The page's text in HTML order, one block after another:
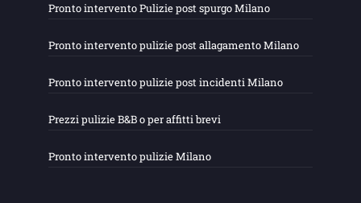
Pronto intervento Pulizie post spurgo Milano
Pronto intervento pulizie post allagamento Milano
Pronto intervento pulizie post incidenti Milano
Prezzi pulizie B&B o per affitti brevi
Pronto intervento pulizie Milano